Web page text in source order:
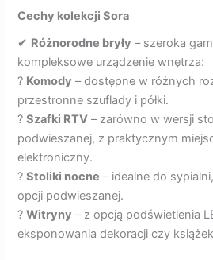
Cechy kolekcji Sora
✔ Różnorodne bryły – szeroka
kompleksowe urządzenie wnętrza:
? Komody – dostępne w różnych
przestronne szuflady i półki.
?Szafki RTV – zarówno w wersji
podwieszanej, z praktycznym
elektroniczny.
?Stoliki nocne – idealne do
opcji podwieszanej.
?Witryny – z opcją podświetlenia
eksponowania dekoracji czy